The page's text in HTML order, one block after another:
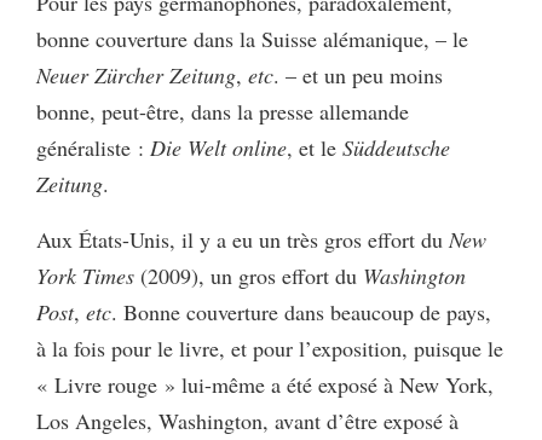
bonne couverture dans la Suisse alémanique, – le
Neuer Zürcher Zeitung, etc. – et un peu moins
bonne, peut-être, dans la presse allemande
généraliste : Die Welt online, et le Süddeutsche
Zeitung.
Aux États-Unis, il y a eu un très gros effort du New
York Times (2009), un gros effort du Washington
Post, etc. Bonne couverture dans beaucoup de pays,
à la fois pour le livre, et pour l’exposition, puisque le
« Livre rouge » lui-même a été exposé à New York,
Los Angeles, Washington, avant d’être exposé à